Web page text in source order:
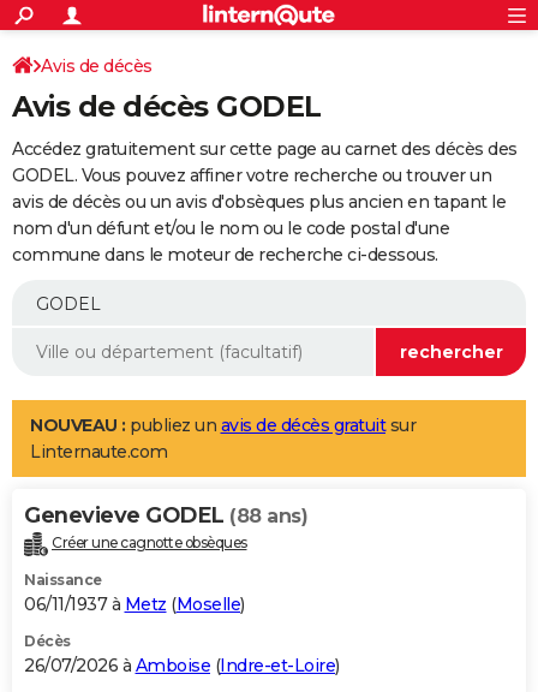
ACTUALITÉS
Politique
Société
Faits Divers
Education
Monde
Villes
+
SPORT
Coupe du monde 2026
Football
Tennis
Cyclisme
Rugby
Forum
Programme TV
TNT
Streaming
Cinéma
Sorties cinéma
Musique
+
FINANCE
Retraite
Epargne
Immobilier
Risques naturels par ville
Banque
Assurance
AUTO
Essais
Réserver un essai
Citadines
Berlines
SUV
Forum auto
+
Mobiles
Meilleur smartphone
Internet
Ordinateurs
Jeux vidéo
Guide high-tech
Aménagement intérieur
LIFESTYLE
Art de vivre
Bien-être
Loisirs
Mode
Modes de vie
Alimentation
Guide de la santé
Maladies
Médicaments
Sommeil
VOYAGE
Destinations
City break
Voyage nature
Voyage de noces
Forum
Climat
+PHOTO
GUIDES D'ACHAT
BONS PLANS
Avis de décès
Avis de décès GODEL
Accédez gratuitement sur cette page au carnet des décès des
GODEL. Vous pouvez affiner votre recherche ou trouver un
avis de décès ou un avis d'obsèques plus ancien en tapant le
nom d'un défunt et/ou le nom ou le code postal d'une
commune dans le moteur de recherche ci-dessous.
NOUVEAU : publiez un avis de décès gratuitsur
Linternaute.com
Genevieve GODEL (88 ans)
Créer une cagnotte obsèques
Naissance
06/11/1937 à Metz (Moselle)
Décès
26/07/2026 à Amboise (Indre-et-Loire)